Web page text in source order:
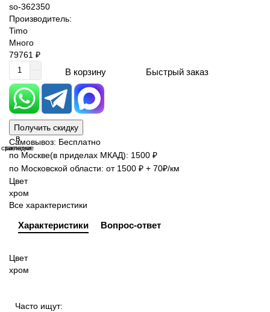
so-362350
Производитель:
Timo
Много
79761 ₽
В корзину Быстрый заказ
Получить скидку
В
закладки
В
сравнение
Самовывоз: Бесплатно
по Москве(в приделах МКАД): 1500 ₽
по Московской области: от 1500 ₽ + 70₽/км
Цвет
хром
Все характеристики
Характеристики Вопрос-ответ
Цвет
хром
Часто ищут: